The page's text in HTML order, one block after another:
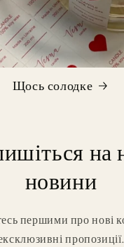
Щось солодке
на
новини
першими про нові
пропозиції.